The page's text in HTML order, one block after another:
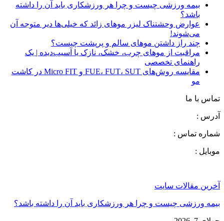
بیمه ورزشی چیست و چرا هر ورزشکاری باید آن را داشته
باشد؟
عوارض وحشتناک لیزر موهای زائد که خیلی‌ها دیر متوجه آن
می‌شوند!
چند راز داشتن موهای سالم و پرپشت چیست؟
مراقبت از موهای چرب، خشک، نازک یا آسیب‌دیده | یک
راهنمای تخصصی
مقایسه روش‌های FUE، FUT، SUT و Micro FIT در کاشت
مو
تماس با ما
آدرس :
شماره تماس :
موبایل :
آخرین مقالات سایت
بیمه ورزشی چیست و چرا هر ورزشکاری باید آن را داشته باشد؟